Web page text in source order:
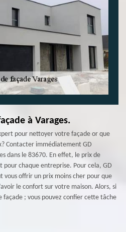
à Varages.
pour nettoyer votre façade or que
Contacter immédiatement GD
dans le 83670. En effet, le prix de
chaque entreprise. Pour cela, GD
vous offrir un prix moins cher pour que
le confort sur votre maison. Alors, si
façade ; vous pouvez confier cette tâche